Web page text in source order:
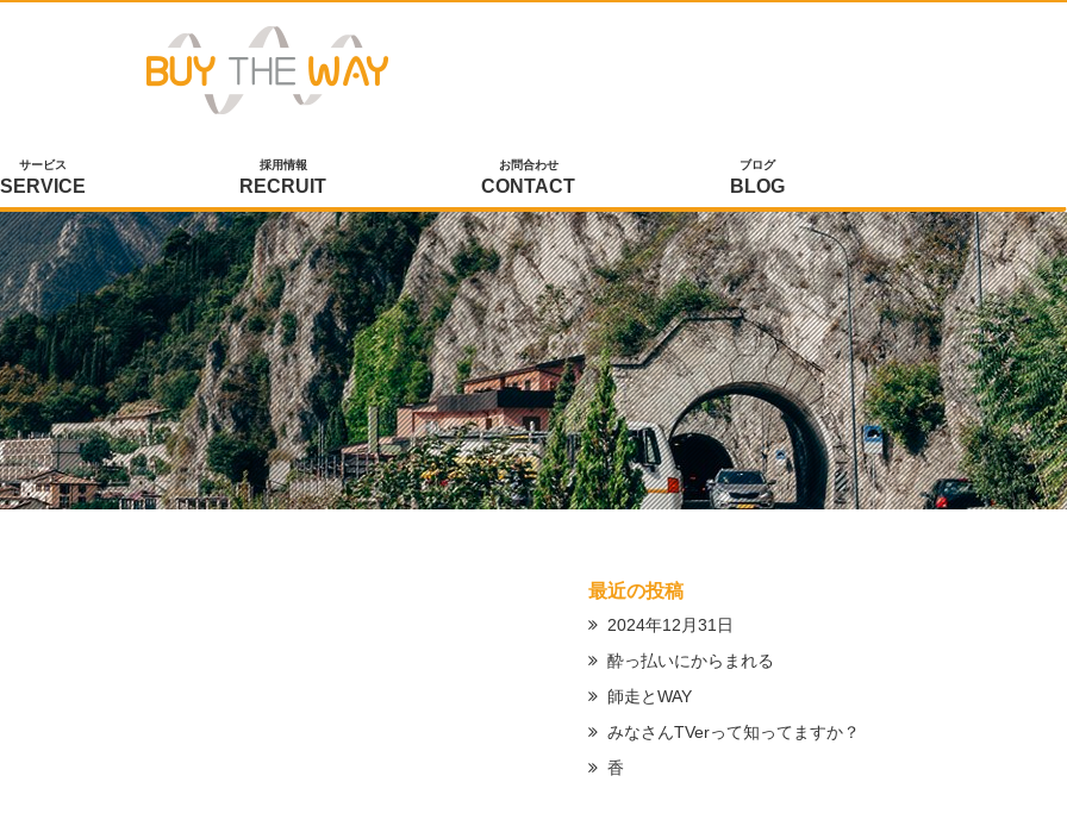
サービス
SERVICE
採用情報
RECRUIT
お問合わせ
CONTACT
ブログ
BLOG
最近の投稿
2024年12月31日
酔っ払いにからまれる
師走とWAY
みなさんTVerって知ってますか？
香